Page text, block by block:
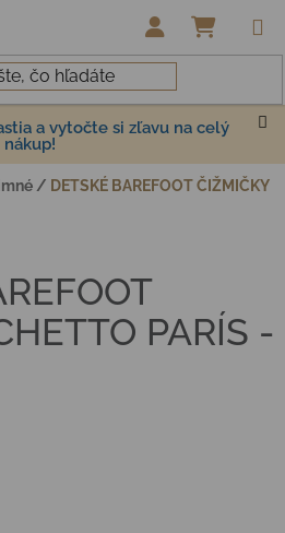
a vytočte si zľavu na celý
nákup!
/ DETSKÉ BAREFOOT ČIŽMIČKY
PARÍS -